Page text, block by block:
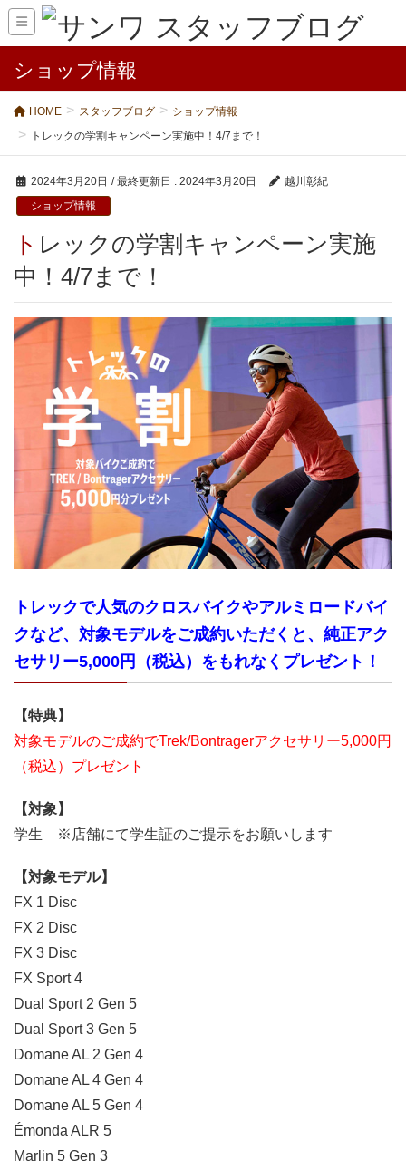
ショップ情報
HOME スタッフブログ
ショップ情報
トレックの学割キャンペーン実施中！4/7まで！
2024年3月20日 / 最終更新日 : 2024年3月20日
越川彰紀
ショップ情報
トレックの学割キャンペーン実施
中！4/7まで！
トレックで人気のクロスバイクやアルミロードバイ
クなど、対象モデルをご成約いただくと、純正アク
セサリー5,000円（税込）をもれなくプレゼント！
【特典】
対象モデルのご成約でTrek/Bontragerアクセサリー5,000円
（税込）プレゼント
【対象】
学生 ※店舗にて学生証のご提示をお願いします
【対象モデル】
FX 1 Disc
FX 2 Disc
FX 3 Disc
FX Sport 4
Dual Sport 2 Gen 5
Dual Sport 3 Gen 5
Domane AL 2 Gen 4
Domane AL 4 Gen 4
Domane AL 5 Gen 4
Émonda ALR 5
Marlin 5 Gen 3